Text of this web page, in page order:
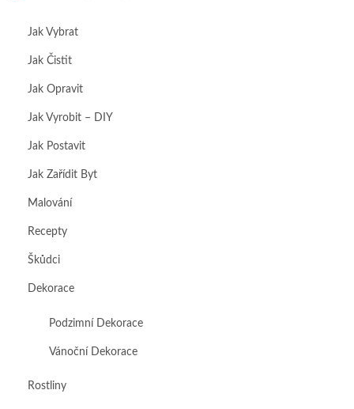
Jak Vybrat
Jak Čistit
Jak Opravit
Jak Vyrobit – DIY
Jak Postavit
Jak Zařídit Byt
Malování
Recepty
Škůdci
Dekorace
Podzimní Dekorace
Vánoční Dekorace
Rostliny